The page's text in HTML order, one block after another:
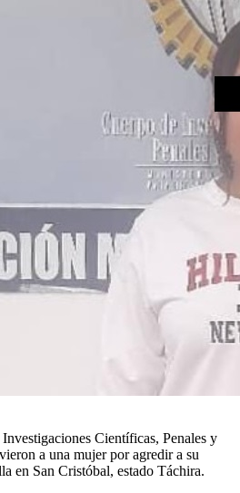
Científicas, Penales y
a una mujer por agredir a su
en San Cristóbal, estado Táchira.